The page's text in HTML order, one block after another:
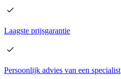
Laagste prijsgarantie
Persoonlijk advies van een specialist